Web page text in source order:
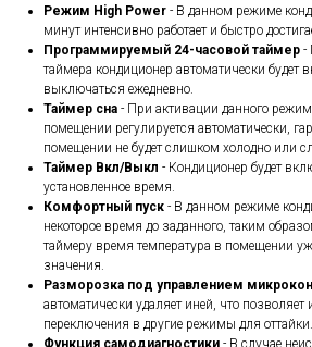
Режим High Power - В данном режиме
минут интенсивно работает и быстро
Программируемый 24-часовой таймер -
таймера кондиционер автоматически будет
выключаться ежедневно.
Таймер сна - При активации данного
помещении регулируется автоматически,
помещении не будет слишком холодно или
Таймер Вкл/Выкл - Кондиционер будет
установленное время.
Комфортный пуск - В данном режиме
некоторое время до заданного, таким
таймеру время температура в помещении
значения.
Разморозка под управлением
автоматически удаляет иней, что
переключения в другие режимы для оттайки.
Функция самодиагностики - В случае